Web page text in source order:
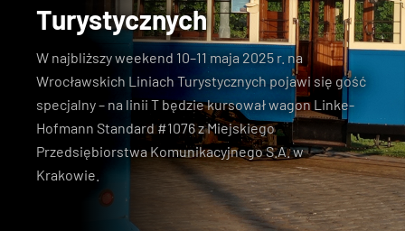
Turystycznych
W najbliższy weekend 10–11 maja 2025 r. na
Wrocławskich Liniach Turystycznych pojawi się gość
specjalny – na linii T będzie kursował wagon Linke-
Hofmann Standard #1076 z Miejskiego
Przedsiębiorstwa Komunikacyjnego S.A. w
Krakowie.